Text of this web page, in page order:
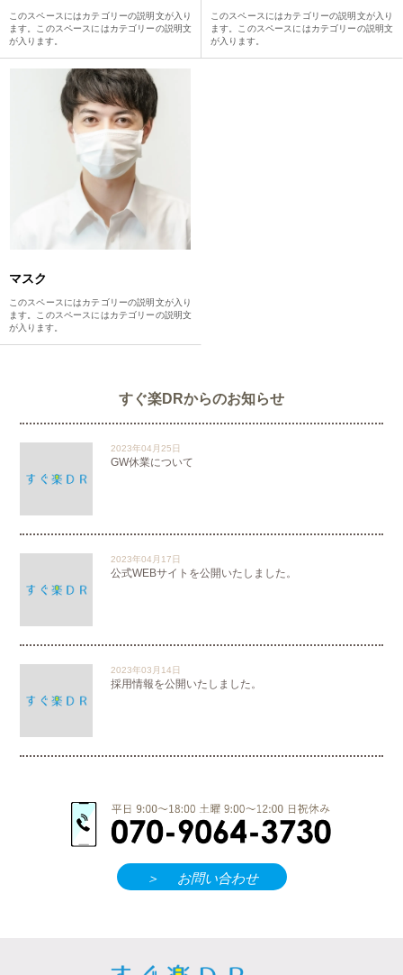
このスペースにはカテゴリーの説明文が入り
ます。このスペースにはカテゴリーの説明文
が入ります。
このスペースにはカテゴリーの説明文が入り
ます。このスペースにはカテゴリーの説明文
が入ります。
マスク
このスペースにはカテゴリーの説明文が入り
ます。このスペースにはカテゴリーの説明文
が入ります。
すぐ楽DRからのお知らせ
2023年04月25日
GW休業について
2023年04月17日
公式WEBサイトを公開いたしました。
2023年03月14日
採用情報を公開いたしました。
＞ お問い合わせ